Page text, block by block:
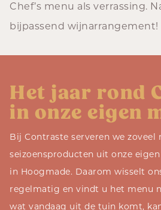
Chef’s menu als verrassing.
bijpassend wijnarrangement!
Het jaar rond
in onze eigen
Bij Contraste serveren we zoveel
seizoensproducten uit onze
in Hoogmade. Daarom wisselt
regelmatig en vindt u het menu
wat vandaag uit de tuin komt,